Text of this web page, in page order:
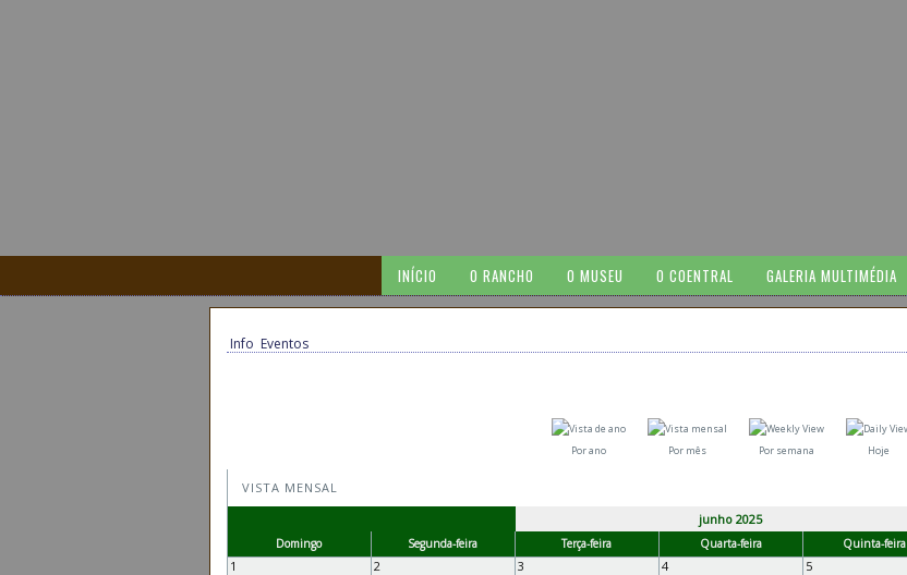
INÍCIO O RANCHO O MUSEU O COENTRAL GALERIA MULTIMÉDIA
Info Eventos
Por ano Por mês Por semana Hoje
VISTA MENSAL
junho 2025
Domingo Segunda-feira Terça-feira Quarta-feira Quinta-feira
1 2 3 4 5